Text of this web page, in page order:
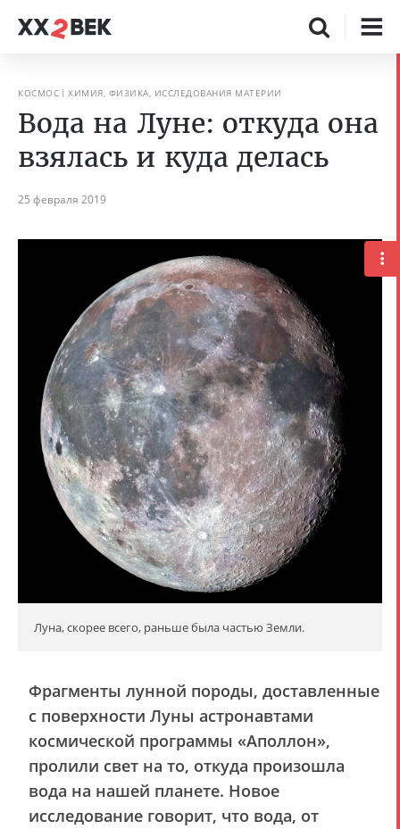
КОСМОС ХИМИЯ, ФИЗИКА, ИССЛЕДОВАНИЯ МАТЕРИИ
Вода на Луне: откуда она
взялась и куда делась
25 февраля 2019
Луна, скорее всего, раньше была частью Земли.
Фрагменты лунной породы, доставленные
с поверхности Луны астронавтами
космической программы «Аполлон»,
пролили свет на то, откуда произошла
вода на нашей планете. Новое
исследование говорит, что вода, от